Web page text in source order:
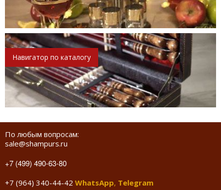
Навигатор по каталогу
По любым вопросам:
sale@shampurs.ru
+7 (499) 490-63-80
+7 (964) 340-44-42 WhatsApp, Telegram